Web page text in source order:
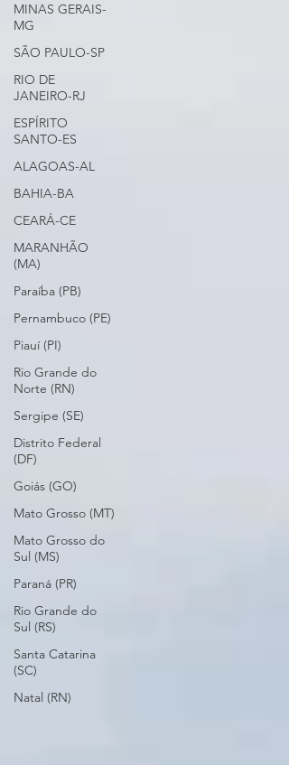
MINAS GERAIS-
MG
SÃO PAULO-SP
RIO DE
JANEIRO-RJ
ESPÍRITO
SANTO-ES
ALAGOAS-AL
BAHIA-BA
CEARÁ-CE
MARANHÃO
(MA)
Paraíba (PB)
Pernambuco (PE)
Piauí (PI)
Rio Grande do
Norte (RN)
Sergipe (SE)
Distrito Federal
(DF)
Goiás (GO)
Mato Grosso (MT)
Mato Grosso do
Sul (MS)
Paraná (PR)
Rio Grande do
Sul (RS)
Santa Catarina
(SC)
Natal (RN)